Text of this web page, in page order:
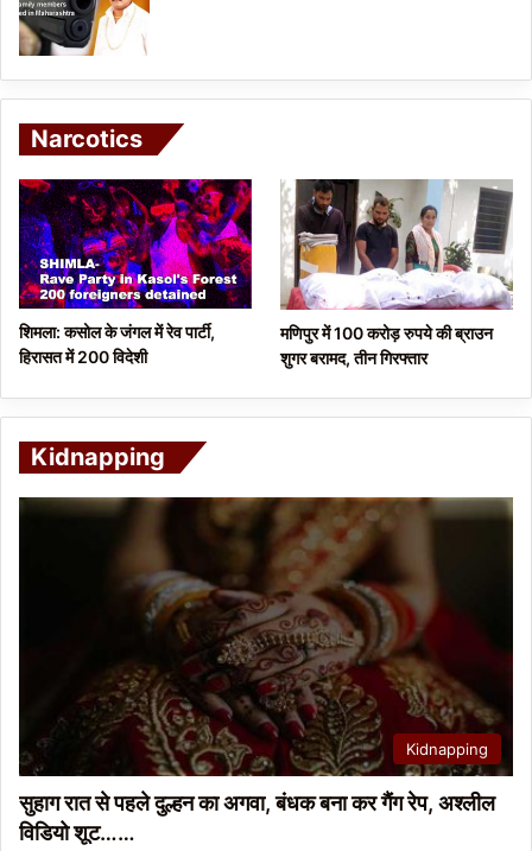
Narcotics
शिमला: कसोल के जंगल में रेव पार्टी,
हिरासत में 200 विदेशी
मणिपुर में 100 करोड़ रुपये की ब्राउन
शुगर बरामद, तीन गिरफ्तार
Kidnapping
Kidnapping
सुहाग रात से पहले दुल्हन का अगवा, बंधक बना कर गैंग रेप, अश्लील
विडियो शूट……